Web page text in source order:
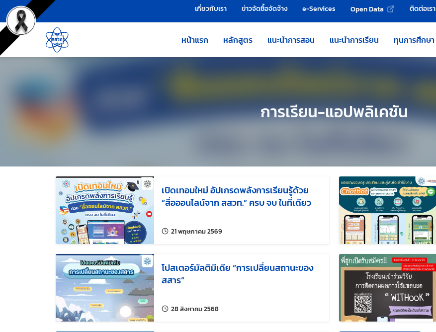
ข้ามไปยังเนื้อหาหลัก
เครื่องมือช่วยเหลือ เกี่ยวกับเรา ข่าวจัดซื้อจัดจ้าง e-Services Open Data ติดต่อเรา
หน้าแรก หลักสูตร แนะนำการสอน แนะนำการเรียน ทุนการศึกษา
การเรียน-แอปพลิเคชัน
เปิดเทอมใหม่ อัปเกรดพลังการเรียนรู้ด้วย
“สื่อออนไลน์จาก สสวท.” ครบ จบ ในที่เดียว
21 พฤษภาคม 2569
โปสเตอร์มัลติมีเดีย “การเปลี่ยนสถานะของ
สสาร”
28 สิงหาคม 2568แก้ไขล่าสุดเมื่อ: